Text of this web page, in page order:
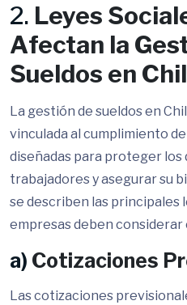
2. Leyes
Afectan la
Sueldos en
La gestión de sueldos en
vinculada al cumplimiento
diseñadas para proteger los
trabajadores y asegurar su
se describen las principales
empresas deben considerar
a) Cotizaciones
Las cotizaciones